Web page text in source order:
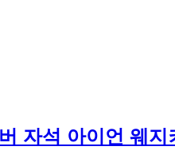
자석 아이언 웨